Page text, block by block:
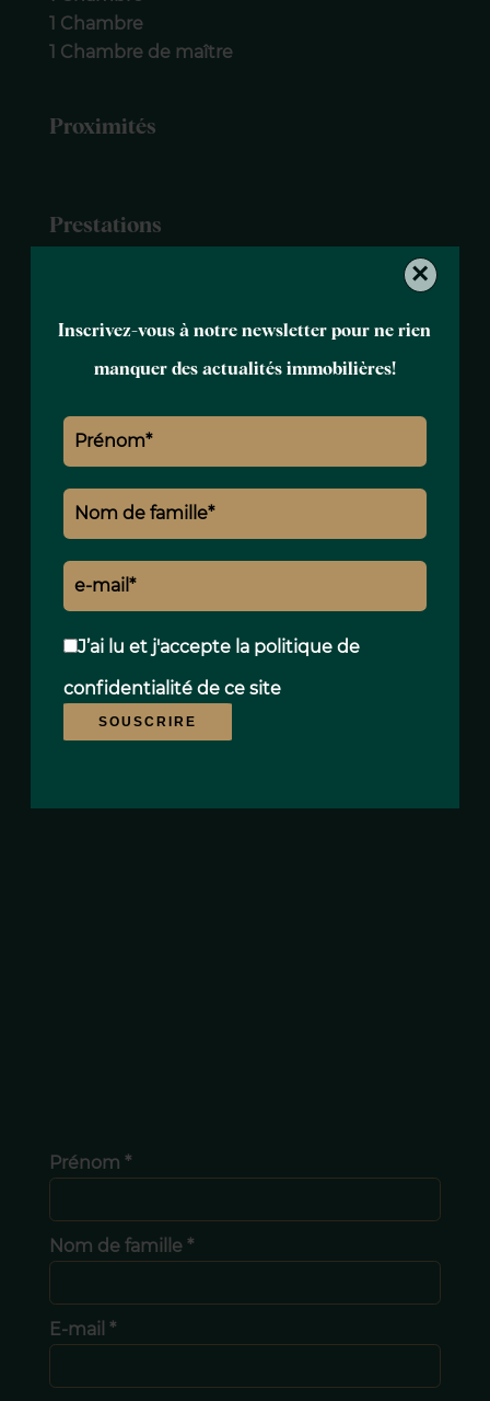
Inscrivez-vous à notre newsletter pour ne rien
manquer des actualités immobilières!
J’ai lu et j'accepte la politique de
confidentialitéde ce site
SOUSCRIRE
×
1 Chambre
1 Chambre de maître
Proximités
Prestations
Double vitrage
Internet
Ascenseur
Concierge
Prénom *
Nom de famille *
E-mail *